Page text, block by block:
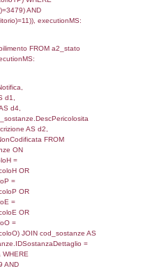
f_territori_limitrofi.Distanza,
FROM
ON
=
=
AND
f_territori_limitrofi.Distanza,